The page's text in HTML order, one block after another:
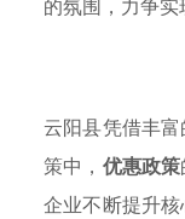
的氛围，力争实
云阳县凭借丰
策中， 优惠政策
企业不断提升